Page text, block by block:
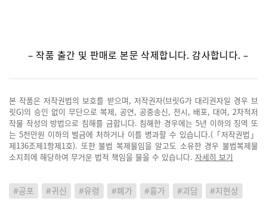
– 작품 출간 및 판매로 본문 삭제합니다. 감사합니다. –
본 작품은 저작권법의 보호를 받으며, 저작권자(브릿G가 대리권자일 경우 브
릿G)의 승인 없이 무단으로 복제, 공연, 공중송신, 전시, 배포, 대여, 2차적저
작물 작성의 방법으로 침해를 금합니다. 침해한 경우에는 5년 이하의 징역 또
는 5천만원 이하의 벌금에 처하거나 이를 병과할 수 있습니다.(「저작권법」
제136조제1항제1호). 또한 불법 복제물임을 알고도 소유한 경우 불법복제물
소지죄에 해당하여 무거운 법적 책임을 물을 수 있습니다. 자세히 보기
#공포 #귀신 #유령 #폐가 #흉가 #괴담 #지현상